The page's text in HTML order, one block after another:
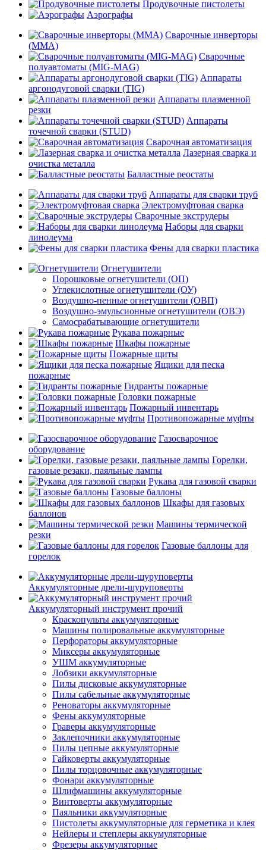
Продувочные пистолеты
Аэрографы
Сварочные инверторы
(MMA)
Сварочные
полуавтоматы (MIG-MAG)
Аппараты
аргонодуговой сварки (TIG)
Аппараты плазменной
резки
Аппараты
точечной сварки (STUD)
Сварочная автоматизация
Лазерная сварка и
очистка металла
Балластные реостаты
Аппараты для сварки труб
Электромуфтовая сварка
Сварочные экструдеры
Наборы для сварки
линолеума
Фены для сварки пластика
Огнетушители
Порошковые огнетушители (ОП)
Углекислотные огнетушители (ОУ)
Воздушно-пенные огнетушители (ОВП)
Воздушно-эмульсионные огнетушители (ОВЭ)
Самосрабатывающие огнетушители
Рукава пожарные
Шкафы пожарные
Пожарные щиты
Ящики для песка
пожарные
Гидранты пожарные
Головки пожарные
Пожарный инвентарь
Противопожарные муфты
Газосварочное
оборудование
Горелки,
газовые резаки, паяльные лампы
Рукава для газовой сварки
Газовые баллоны
Шкафы для газовых
баллонов
Машины термической
резки
Газовые баллоны для
горелок
Аккумуляторные дрели-шуруповерты
Аккумуляторный инструмент прочий
Краскопульты аккумуляторные
Машины полировальные аккумуляторные
Перфораторы аккумуляторные
Миксеры аккумуляторные
УШМ аккумуляторные
Лобзики аккумуляторные
Пилы дисковые аккумуляторные
Пилы сабельные аккумуляторные
Реноваторы аккумуляторные
Фены аккумуляторные
Граверы аккумуляторные
Заклепочники аккумуляторные
Пилы цепные аккумуляторные
Гайковерты аккумуляторные
Пилы торцовочные аккумуляторные
Фонари аккумуляторные
Шлифмашины аккумуляторные
Винтоверты аккумуляторные
Паяльники аккумуляторные
Пистолеты аккумуляторные для герметика и клея
Нейлеры и степлеры аккумуляторные
Фрезеры аккумуляторные